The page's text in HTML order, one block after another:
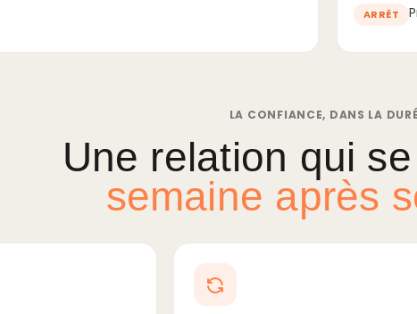
ARRÊT
LA CONFIANCE, DANS LA
Une relation qui
semaine après